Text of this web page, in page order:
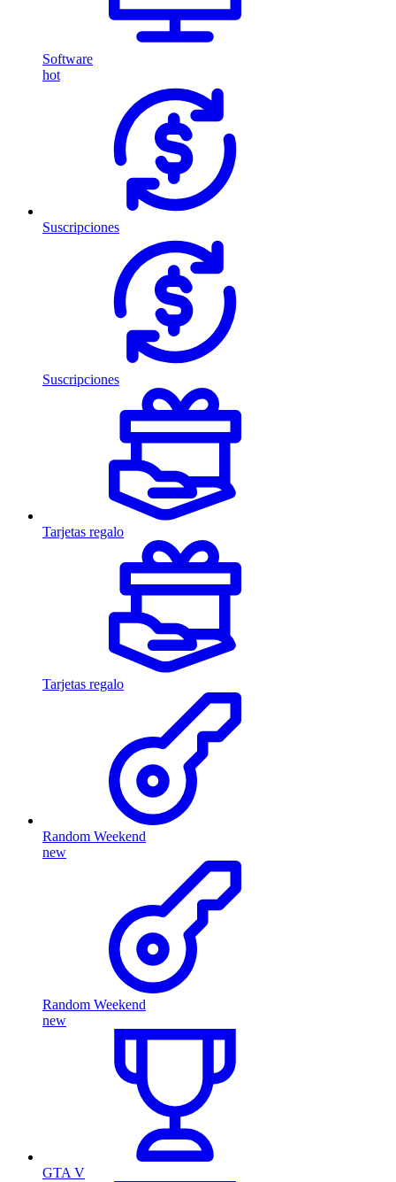
Software
hot
Suscripciones
Suscripciones
Tarjetas regalo
Tarjetas regalo
Random Weekend
new
Random Weekend
new
GTA V